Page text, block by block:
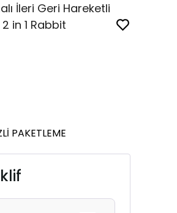
İleri Geri Hareketli
in 1 Rabbit
PAKETLEME